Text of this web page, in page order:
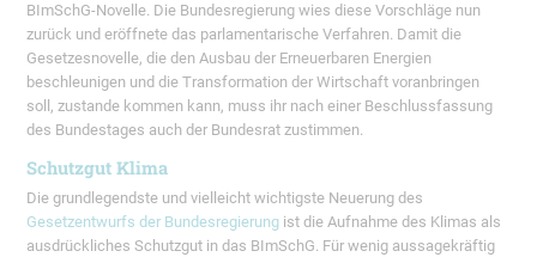
BImSchG-Novelle. Die Bundesregierung wies diese Vorschläge nun
zurück und eröffnete das parlamentarische Verfahren. Damit die
Gesetzesnovelle, die den Ausbau der Erneuerbaren Energien
beschleunigen und die Transformation der Wirtschaft voranbringen
soll, zustande kommen kann, muss ihr nach einer Beschlussfassung
des Bundestages auch der Bundesrat zustimmen.
Schutzgut Klima
Die grundlegendste und vielleicht wichtigste Neuerung des
Gesetzentwurfs der Bundesregierung ist die Aufnahme des Klimas als
ausdrückliches Schutzgut in das BImSchG. Für wenig aussagekräftig